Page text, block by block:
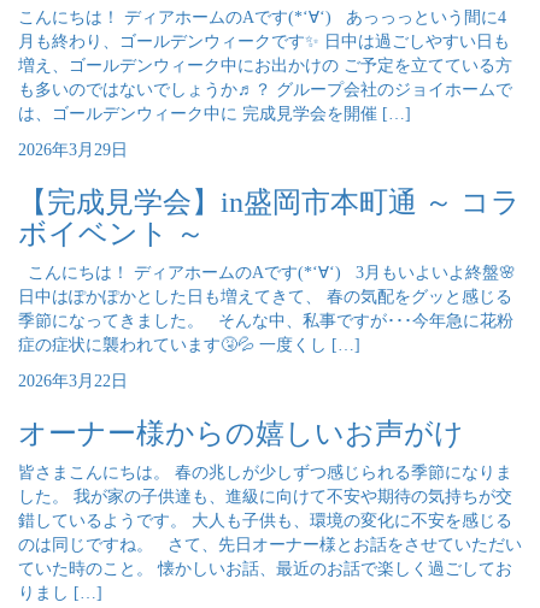
こんにちは！ ディアホームのAです(*‘∀‘) あっっっという間に4
月も終わり、ゴールデンウィークです✨ 日中は過ごしやすい日も
増え、ゴールデンウィーク中にお出かけの ご予定を立てている方
も多いのではないでしょうか♬？ グループ会社のジョイホームで
は、ゴールデンウィーク中に 完成見学会を開催 […]
2026年3月29日
【完成見学会】in盛岡市本町通 ～ コラ
ボイベント ～
こんにちは！ ディアホームのAです(*‘∀‘) 3月もいよいよ終盤🌸
日中はぽかぽかとした日も増えてきて、 春の気配をグッと感じる
季節になってきました。 そんな中、私事ですが･･･今年急に花粉
症の症状に襲われています🤧💦 一度くし […]
2026年3月22日
オーナー様からの嬉しいお声がけ
皆さまこんにちは。 春の兆しが少しずつ感じられる季節になりま
した。 我が家の子供達も、進級に向けて不安や期待の気持ちが交
錯しているようです。 大人も子供も、環境の変化に不安を感じる
のは同じですね。 さて、先日オーナー様とお話をさせていただい
ていた時のこと。 懐かしいお話、最近のお話で楽しく過ごしてお
りまし […]